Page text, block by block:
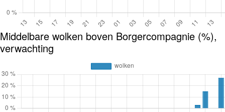
Middelbare wolken boven Borgercompagnie (%),
verwachting